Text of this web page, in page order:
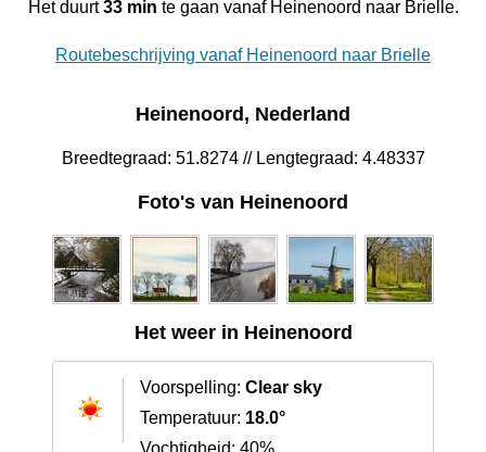
Het duurt33 min te gaan vanaf Heinenoord naar Brielle.
Routebeschrijving vanaf Heinenoord naar Brielle
Heinenoord, Nederland
Breedtegraad: 51.8274 // Lengtegraad: 4.48337
Foto's van Heinenoord
Het weer in Heinenoord
Voorspelling: Clear sky
Temperatuur: 18.0°